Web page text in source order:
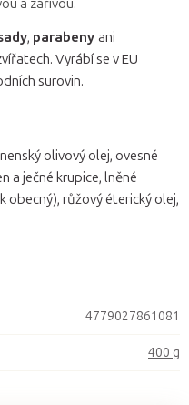
a zářivou.
, parabeny ani
Vyrábí se v EU
surovin.
olivový olej, ovesné
a ječné krupice, lněné
obecný), růžový éterický olej,
4779027861081
400 g